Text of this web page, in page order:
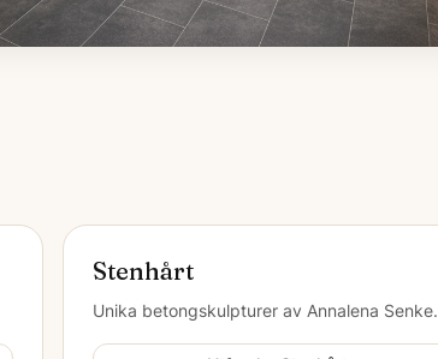
Stenhårt
Unika betongskulpturer av Annalena Senke.